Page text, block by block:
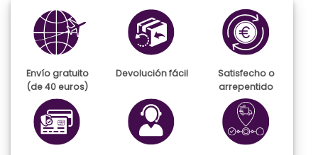
Envío gratuito
(de 40 euros)
Devolución fácil
Satisfecho o
arrepentido